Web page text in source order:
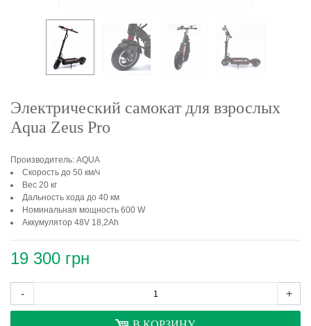
Электрический самокат для взрослых
Aqua Zeus Pro
Производитель: AQUA
Скорость до 50 км/ч
Вес 20 кг
Дальность хода до 40 км
Номинальная мощность 600 W
Аккумулятор 48V 18,2Ah
19 300 грн
- +